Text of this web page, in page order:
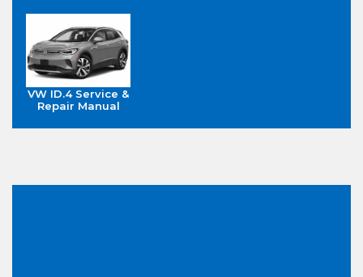
VW ID.4 Service &
Repair Manual